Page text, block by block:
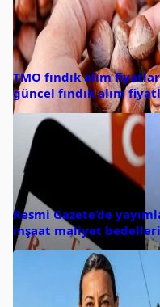
TMO fındık alım
güncel fındık alım
Resmi Gazete’de
inşaat maliyet